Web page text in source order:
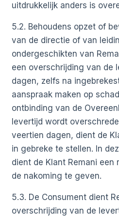
uitdrukkelijk anders is
5.2. Behoudens opzet of
van de directie of van
ondergeschikten van
een overschrijding van de
dagen, zelfs na
aanspraak maken op
ontbinding van de
levertijd wordt
veertien dagen, dient de
in gebreke te stellen. In
dient de Klant Remani een
de nakoming te geven.
5.3. De Consument dient
overschrijding van de